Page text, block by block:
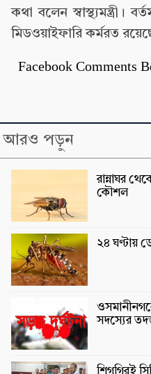
কথা বলেন স্বাস্থ্যমন্ত্রী।
মিডওয়াইফারি কর্মরত
Facebook Comments
আরও পড়ুন
রান্নাঘর
কৌশল
২৪ ঘণ্টায়
সদস্যের
শিগগিরই